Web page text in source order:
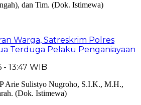
Warga, Satreskrim Polres
Terduga Pelaku Penganiayaan
13:47 WIB